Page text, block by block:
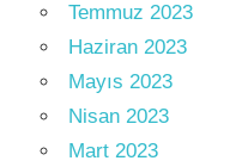
Temmuz 2023
Haziran 2023
Mayıs 2023
Nisan 2023
Mart 2023